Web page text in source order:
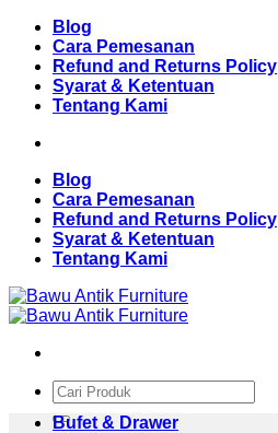
Skip
content
Blog
Cara Pemesanan
Refund and Returns Policy
Syarat & Ketentuan
Tentang Kami
Blog
Cara Pemesanan
Refund and Returns Policy
Syarat & Ketentuan
Tentang Kami
Pencarian
untuk:
Bufet & Drawer